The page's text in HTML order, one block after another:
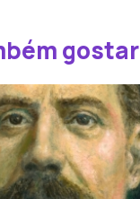
gostar